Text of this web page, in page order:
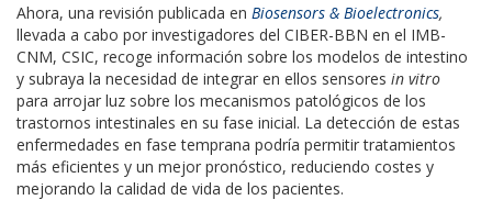
Ahora, una revisión publicada en Biosensors & Bioelectronics,
llevada a cabo por investigadores del CIBER-BBN en el IMB-
CNM, CSIC, recoge información sobre los modelos de intestino
y subraya la necesidad de integrar en ellos sensores in vitro
para arrojar luz sobre los mecanismos patológicos de los
trastornos intestinales en su fase inicial. La detección de estas
enfermedades en fase temprana podría permitir tratamientos
más eficientes y un mejor pronóstico, reduciendo costes y
mejorando la calidad de vida de los pacientes.